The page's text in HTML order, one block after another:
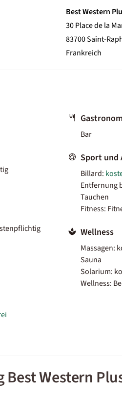
Best Western
30 Place de la
83700 Saint-
Frankreich
Bar
Sport und
Billard:
Entfernung
Tauchen
Fitness:
Wellness
Massagen:
Sauna
Solarium:
Wellness:
Western